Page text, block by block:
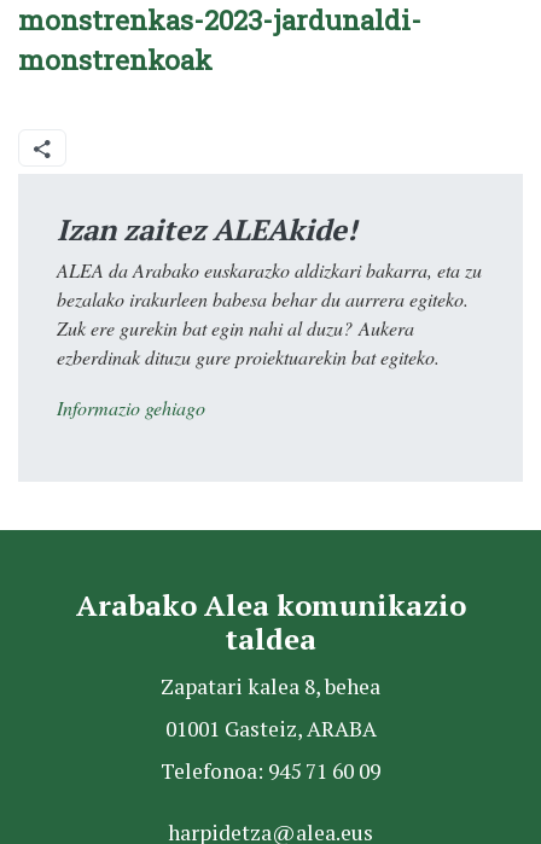
monstrenkas-2023-jardunaldi-
monstrenkoak
Izan zaitez ALEAkide!
ALEA da Arabako euskarazko aldizkari bakarra, eta zu
bezalako irakurleen babesa behar du aurrera egiteko.
Zuk ere gurekin bat egin nahi al duzu? Aukera
ezberdinak dituzu gure proiektuarekin bat egiteko.
Informazio gehiago
Arabako Alea komunikazio
taldea
Zapatari kalea 8, behea
01001 Gasteiz, ARABA
Telefonoa: 945 71 60 09
harpidetza@alea.eus